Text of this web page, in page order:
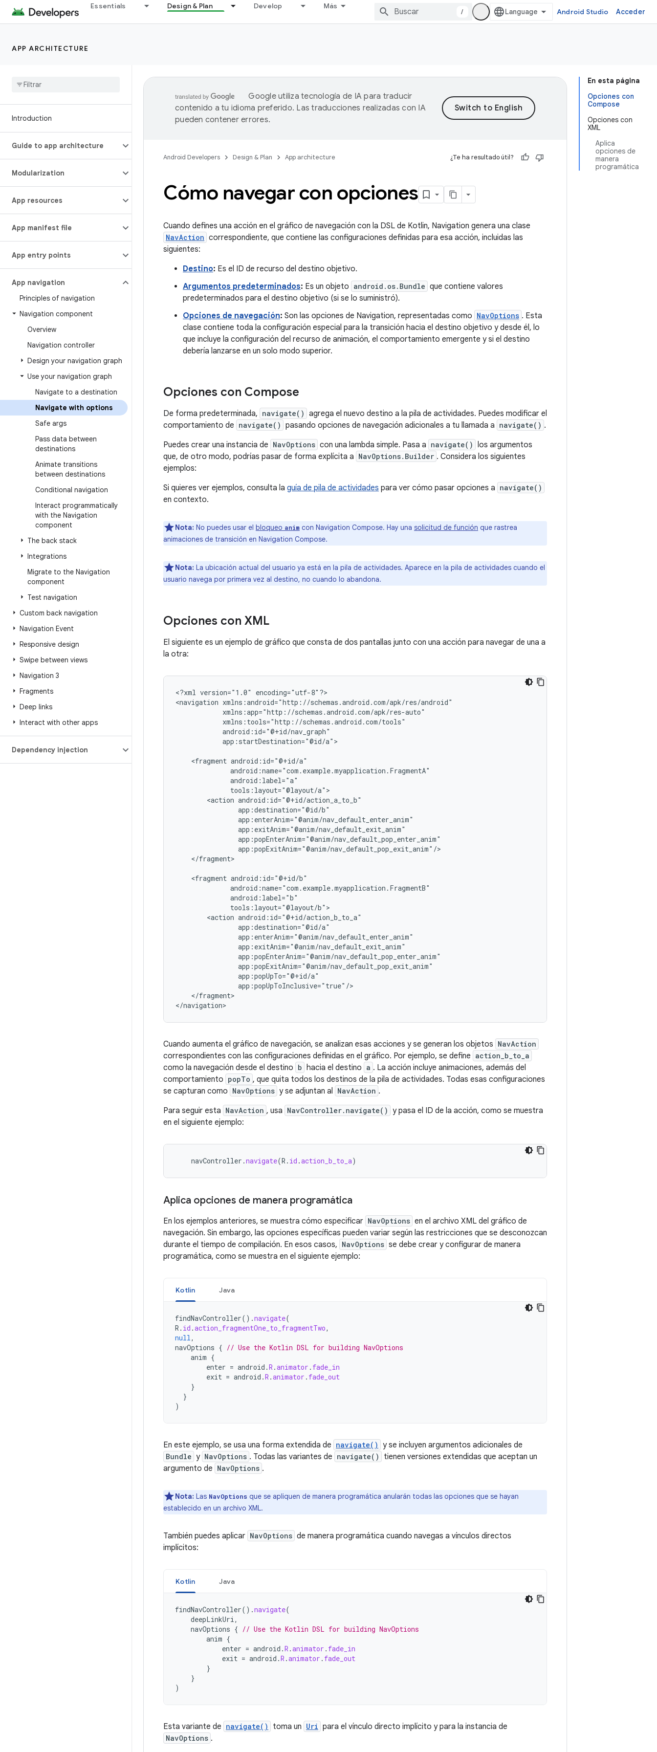
Essentials Design & Plan Develop Más
/ Android Studio Acceder
APP ARCHITECTURE
Introduction
Guide to app architecture
Modularization
App resources
App manifest file
App entry points
App navigation
Principles of navigation
Navigation component
Overview
Navigation controller
Design your navigation graph
Use your navigation graph
Navigate to a destination
Navigate with options
Safe args
Pass data between
destinations
Animate transitions
between destinations
Conditional navigation
Interact programmatically
with the Navigation
component
The back stack
Integrations
Migrate to the Navigation
component
Test navigation
Custom back navigation
Navigation Event
Responsive design
Swipe between views
Navigation 3
Fragments
Deep links
Interact with other apps
Dependency injection
En esta página
Opciones con
Compose
Opciones con
XML
Aplica
opciones de
manera
programática
Google utiliza tecnología de IA para traducir
contenido a tu idioma preferido. Las traducciones realizadas con IA
pueden contener errores.
Android Developers Design & Plan App architecture ¿Te ha resultado útil?
Cómo navegar con opciones
Cuando defines una acción en el gráfico de navegación con la DSL de Kotlin, Navigation genera una clase
NavAction correspondiente, que contiene las configuraciones definidas para esa acción, incluidas las
siguientes:
Destino: Es el ID de recurso del destino objetivo.
Argumentos predeterminados: Es un objeto android.os.Bundle que contiene valores
predeterminados para el destino objetivo (si se lo suministró).
Opciones de navegación: Son las opciones de Navigation, representadas como NavOptions . Esta
clase contiene toda la configuración especial para la transición hacia el destino objetivo y desde él, lo
que incluye la configuración del recurso de animación, el comportamiento emergente y si el destino
debería lanzarse en un solo modo superior.
Opciones con Compose
De forma predeterminada, navigate() agrega el nuevo destino a la pila de actividades. Puedes modificar el
comportamiento de navigate() pasando opciones de navegación adicionales a tu llamada a navigate() .
Puedes crear una instancia de NavOptions con una lambda simple. Pasa a navigate() los argumentos
que, de otro modo, podrías pasar de forma explícita a NavOptions.Builder . Considera los siguientes
ejemplos:
Si quieres ver ejemplos, consulta la guía de pila de actividades para ver cómo pasar opciones a navigate()
en contexto.
Nota: No puedes usar el bloqueo anim con Navigation Compose. Hay una solicitud de función que rastrea
animaciones de transición en Navigation Compose.
Nota: La ubicación actual del usuario ya está en la pila de actividades. Aparece en la pila de actividades cuando el
usuario navega por primera vez al destino, no cuando lo abandona.
Opciones con XML
El siguiente es un ejemplo de gráfico que consta de dos pantallas junto con una acción para navegar de una a
la otra:
<?xml version="1.0"
encoding="utf-8"?>
<navigation
app:startDestination="@id/a">
<fragment
<action
</fragment>
<fragment
<action
</fragment>
Cuando aumenta el gráfico de navegación, se analizan esas acciones y se generan los objetos NavAction
correspondientes con las configuraciones definidas en el gráfico. Por ejemplo, se define action_b_to_a
como la navegación desde el destino b hacia el destino a . La acción incluye animaciones, además del
comportamiento popTo , que quita todos los destinos de la pila de actividades. Todas esas configuraciones
se capturan como NavOptions y se adjuntan al NavAction .
Para seguir esta NavAction , usa NavController.navigate() y pasa el ID de la acción, como se muestra
en el siguiente ejemplo:
navController .navigate(R . id .action_b_to_a)
Aplica opciones de manera programática
En los ejemplos anteriores, se muestra cómo especificar NavOptions en el archivo XML del gráfico de
navegación. Sin embargo, las opciones específicas pueden variar según las restricciones que se desconozcan
durante el tiempo de compilación. En esos casos, NavOptions se debe crear y configurar de manera
programática, como se muestra en el siguiente ejemplo:
Kotlin Java
findNavController().navigate(
R . id .action_fragmentOne_to_fragmentTwo,
null,
navOptions { // Use the Kotlin DSL for building NavOptions
anim {
enter = android .R .animator . fade_in
exit = android .R .animator . fade_out
}
}
)
En este ejemplo, se usa una forma extendida de navigate() y se incluyen argumentos adicionales de
Bundle y NavOptions . Todas las variantes de navigate()
tienen versiones extendidas que aceptan un
argumento de NavOptions .
Nota: Las NavOptions que se apliquen de manera programática anularán todas las opciones que se hayan
establecido en un archivo XML.
También puedes aplicar NavOptions de manera programática cuando navegas a vínculos directos
implícitos:
Kotlin Java
findNavController().navigate(
deepLinkUri,
navOptions { // Use the Kotlin DSL for building NavOptions
anim {
enter = android .R .animator . fade_in
exit = android .R .animator . fade_out
}
}
)
Esta variante de navigate() toma un Uri para el vínculo directo implícito y para la instancia de
NavOptions .